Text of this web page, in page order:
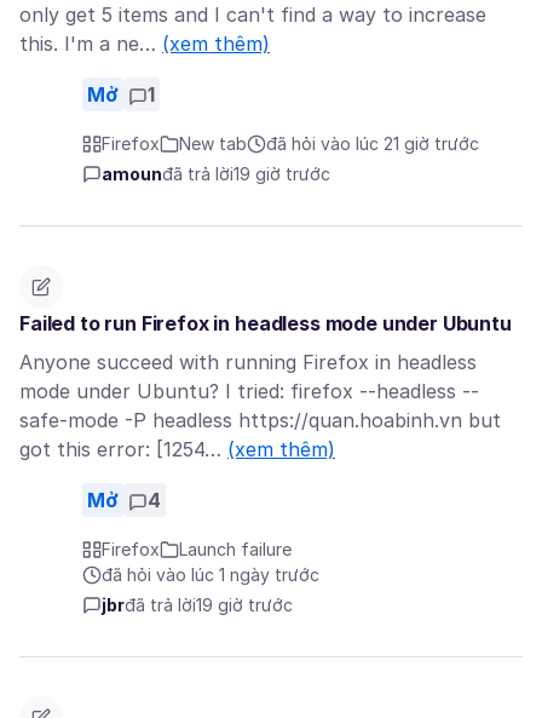
only get 5 items and I can't find a way to increase
this. I'm a ne… (xem thêm)
Mở 1
Firefox New tab
đã hỏi vào lúc 21 giờ trước
amounđã trả lời19 giờ trước
Failed to run Firefox in headless mode under Ubuntu
Anyone succeed with running Firefox in headless
mode under Ubuntu? I tried: firefox --headless --
safe-mode -P headless https://quan.hoabinh.vn but
got this error: [1254… (xem thêm)
Mở 4
Firefox
Launch failure
đã hỏi vào lúc 1 ngày trước
jbrđã trả lời19 giờ trước